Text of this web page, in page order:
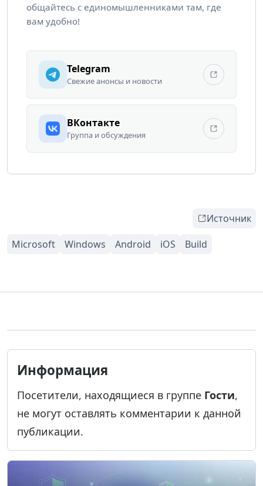
общайтесь с единомышленниками там, где
вам удобно!
Telegram
Свежие анонсы и новости
ВКонтакте
Группа и обсуждения
Источник
Информация
Посетители, находящиеся в группе Гости,
не могут оставлять комментарии к данной
публикации.